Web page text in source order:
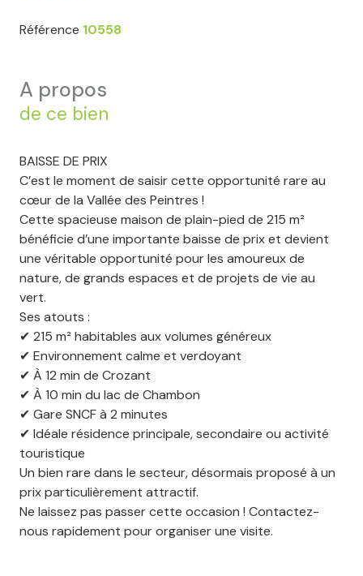
Référence 10558
a propos
de ce bien
BAISSE DE PRIX
C’est le moment de saisir cette opportunité rare au
cœur de la Vallée des Peintres !
Cette spacieuse maison de plain-pied de 215 m²
bénéficie d’une importante baisse de prix et devient
une véritable opportunité pour les amoureux de
nature, de grands espaces et de projets de vie au
vert.
Ses atouts :
✔ 215 m² habitables aux volumes généreux
✔ Environnement calme et verdoyant
✔ À 12 min de Crozant
✔ À 10 min du lac de Chambon
✔ Gare SNCF à 2 minutes
✔ Idéale résidence principale, secondaire ou activité
touristique
Un bien rare dans le secteur, désormais proposé à un
prix particulièrement attractif.
Ne laissez pas passer cette occasion ! Contactez-
nous rapidement pour organiser une visite.